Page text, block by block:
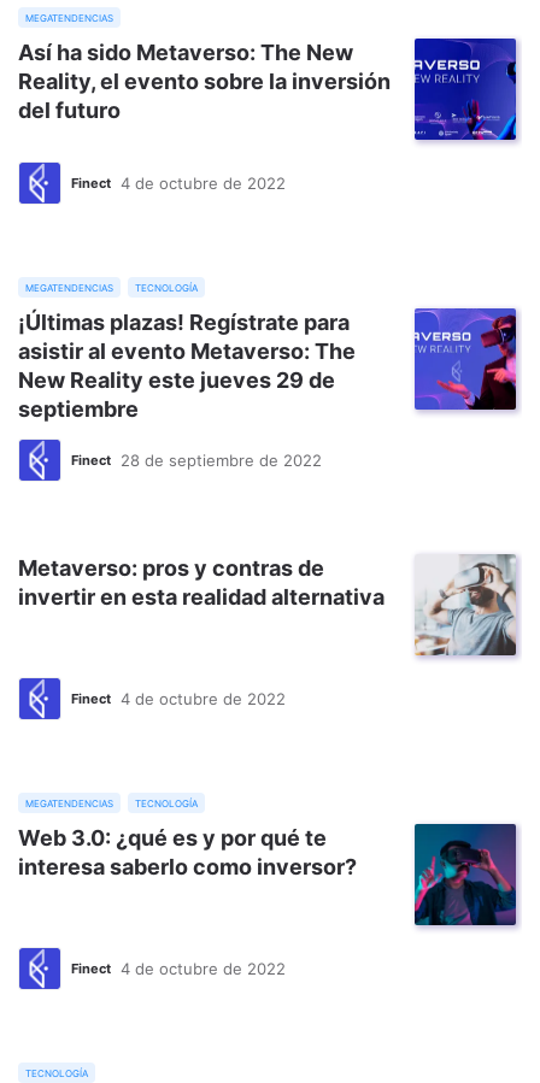
megatendencias
Así ha sido Metaverso: The New
Reality, el evento sobre la inversión
del futuro
Finect 4 de octubre de 2022
megatendencias tecnología
¡Últimas plazas! Regístrate para
asistir al evento Metaverso: The
New Reality este jueves 29 de
septiembre
Finect 28 de septiembre de 2022
Metaverso: pros y contras de
invertir en esta realidad alternativa
Finect 4 de octubre de 2022
megatendencias tecnología
Web 3.0: ¿qué es y por qué te
interesa saberlo como inversor?
Finect 4 de octubre de 2022
tecnología